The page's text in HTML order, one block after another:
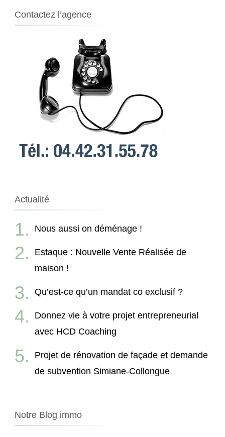
Contactez l’agence
Actualité
Nous aussi on déménage !
Estaque : Nouvelle Vente Réalisée de
maison !
Qu’est-ce qu’un mandat co exclusif ?
Donnez vie à votre projet entrepreneurial
avec HCD Coaching
Projet de rénovation de façade et demande
de subvention Simiane-Collongue
Notre Blog immo